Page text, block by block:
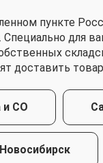
пункте
для
доставить
и СО
Новосибирск